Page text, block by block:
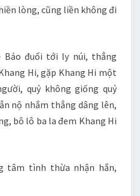
lòng, cũng liền không đi
Bảo đuổi tới ly núi, thẳng
Hi, gặp Khang Hi một
quỷ không giống quỷ
nộ nhắm thẳng dâng lên,
bô lô ba la đem Khang Hi
tâm tình thừa nhận hắn,